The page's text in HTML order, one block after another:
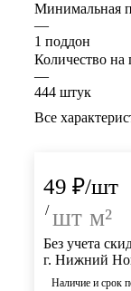
Минимальная
—
1 поддон
Количество на
—
444 штук
Все
49 ₽/шт
/ шт м²
Без учета
г. Нижний
Наличие и срок